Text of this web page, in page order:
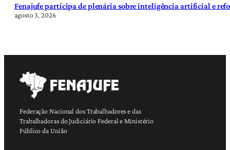
Fenajufe participa de plenária sobre inteligência artificial e
agosto 3, 2026
Federação Nacional dos Trabalhadores e das
Trabalhadoras do Judiciário Federal e Ministério
Público da União